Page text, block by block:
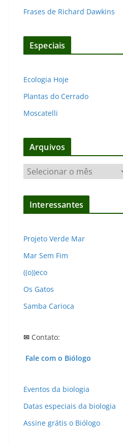
Frases de Richard Dawkins
Especiais
Ecologia Hoje
Plantas do Cerrado
Moscatelli
Arquivos
r
q
s
Interessantes
Projeto Verde Mar
Mar Sem Fim
((o))eco
Os Gatos
Samba Carioca
✉ Contato:
Fale com o Biólogo
Eventos da biologia
Datas especiais da biologia
Assine grátis o Biólogo